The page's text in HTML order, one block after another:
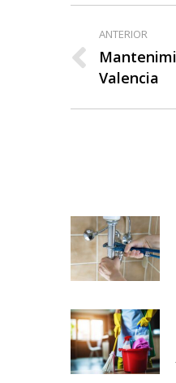
entre
ANTERIOR
Publicación
anterior:
Valencia